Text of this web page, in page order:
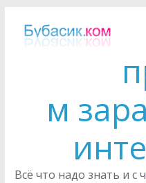
м
Всё что надо знать и с